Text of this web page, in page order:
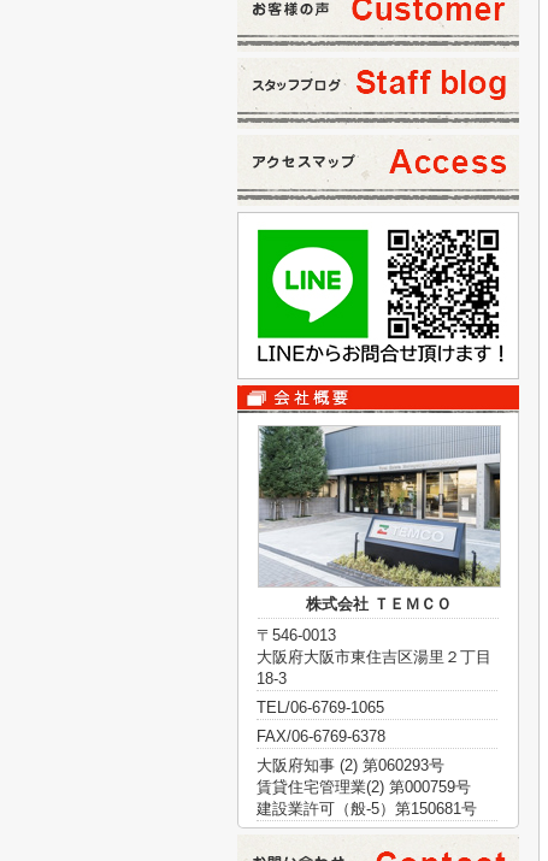
株式会社 ＴＥＭＣＯ
〒546-0013
大阪府大阪市東住吉区湯里２丁目
18-3
TEL/06-6769-1065
FAX/06-6769-6378
大阪府知事 (2) 第060293号
賃貸住宅管理業(2) 第000759号
建設業許可（般-5）第150681号